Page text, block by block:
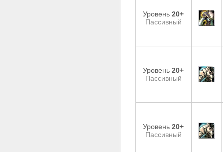
Уровень20+
Пассивный
Уровень20+
Пассивный
Уровень20+
Пассивный